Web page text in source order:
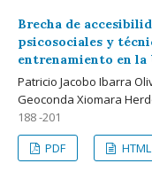
Brecha de
psicosociales y
entrenamiento en la
Patricio Jacobo Ibarra
Geoconda Xiomara
188 -201
PDF
HTML